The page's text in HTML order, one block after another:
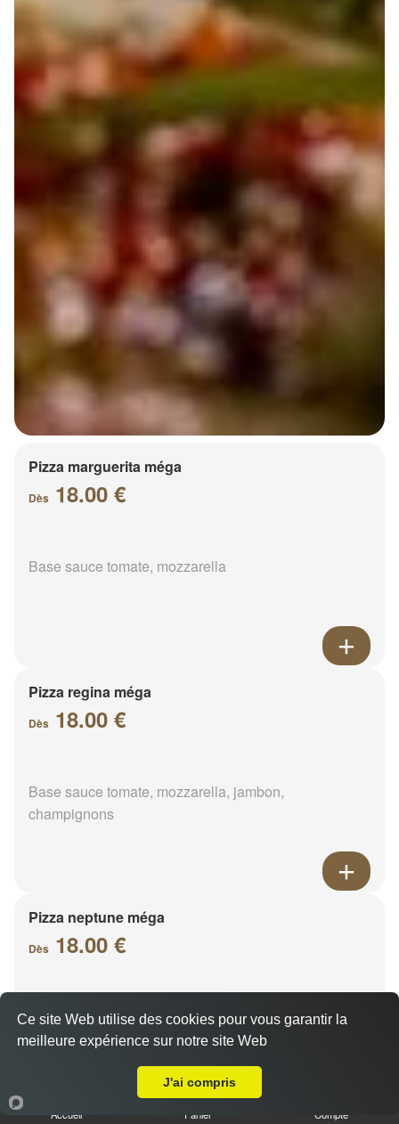
Pizza marguerita méga
Dès 18.00 €
Base sauce tomate, mozzarella
Pizza regina méga
Dès 18.00 €
Base sauce tomate, mozzarella, jambon,
champignons
Pizza neptune méga
Dès 18.00 €
Base sauce tomate, mozzarella, thon, oignons,
poivrons, olives
Accueil Panier Compte
Ce site Web utilise des cookies pour vous garantir la
meilleure expérience sur notre site Web
J'ai compris